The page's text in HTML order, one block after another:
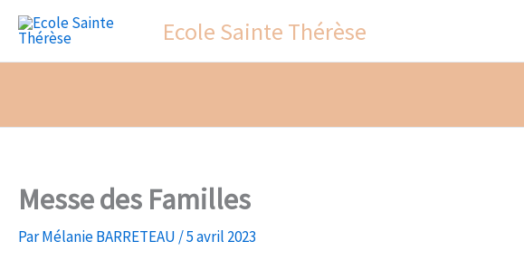
Aller
contenu
Ecole Sainte Thérèse
Messe des Familles
ParMélanie BARRETEAU /5 avril 2023